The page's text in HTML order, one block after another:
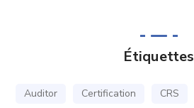
Étiquettes
Auditor Certification CRS